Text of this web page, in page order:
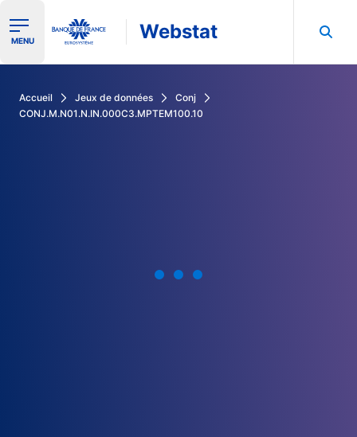
Ouvrir le menu de navigation
MENU Webstat
Accueil Jeux de données
Conj
CONJ.M.N01.N.IN.000C3.MPTEM100.10